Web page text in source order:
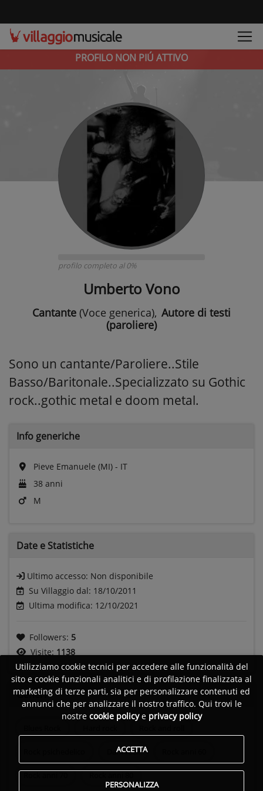
PROFILO NON PIÚ ATTIVO
profilo completo al 0%
Umberto Vono
Cantante (Voce generica), Autore di testi
(paroliere)
Sono un cantante/Paroliere..Stile
Basso/Baritonale..Specializzato su Gothic
rock..gothic metal e doom metal.
Info generiche
Pieve Emanuele (MI) - IT
38 anni
M
Date e Statistiche
Ultimo accesso: Non disponibile
Su Villaggio dal: 18/10/2011
Ultima modifica: 12/10/2021
Followers: 5
Visite: 1138
Generi
Dark rock
Utilizziamo cookie tecnici per accedere alle funzionalità del
sito e cookie funzionali analitici e di profilazione finalizzata al
marketing di terze parti, sia per personalizzare contenuti ed
annunci che per analizzare il nostro traffico. Qui trovi le
nostre cookie policye privacy policy
ACCETTA
PERSONALIZZA